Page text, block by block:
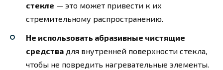
стекле — это может привести к их
стремительному распространению.
Не использовать абразивные чистящие
средства для внутренней поверхности стекла,
чтобы не повредить нагревательные элементы.